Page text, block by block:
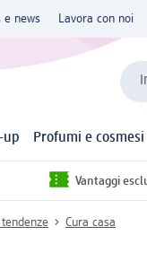
e news Lavora con noi
up Profumi e cosmesi
Vantaggi
Cura casa